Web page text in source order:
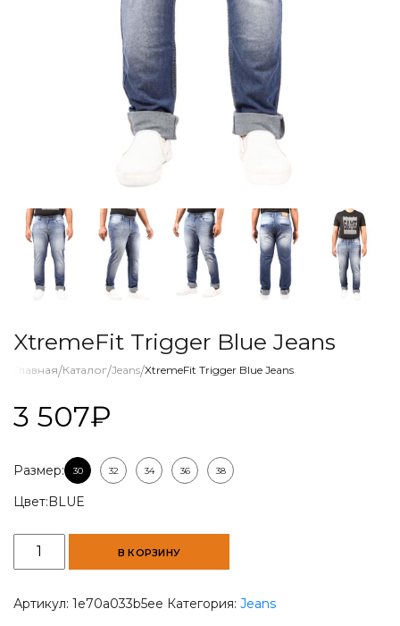
XtremeFit Trigger Blue Jeans
Главная/Каталог/Jeans/XtremeFit Trigger Blue Jeans
3 507₽
Размер: 30 32 34 36 38
Цвет: BLUE
Количество
товара
Trigger
В КОРЗИНУ
Артикул: 1e70a033b5ee Категория: Jeans